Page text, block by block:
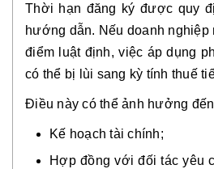
Thời hạn đăng ký được quy
hướng dẫn. Nếu doanh
điểm luật định, việc áp dụng
có thể bị lùi sang kỳ tính thuế
Điều này có thể ảnh hưởng
Kế hoạch tài chính;
Hợp đồng với đối tác yêu